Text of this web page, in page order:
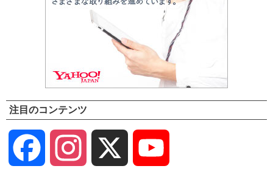
注目のコンテンツ
Facebook Instagram